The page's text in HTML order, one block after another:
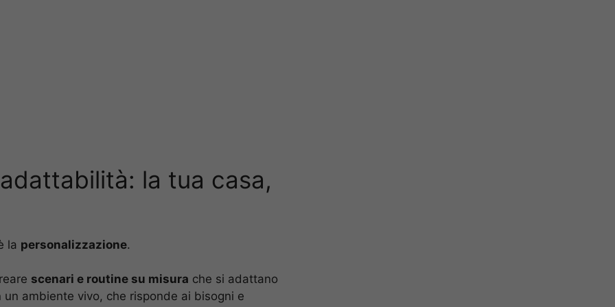
la tua casa,
la personalizzazione.
scenari e routine su misura che si adattano
ambiente vivo, che risponde ai bisogni e